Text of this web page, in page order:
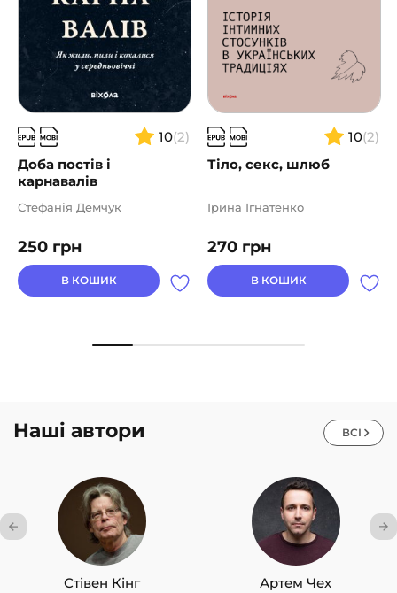
10(2)
Доба постів і
карнавалів
250 грн
Стефанія Демчук
В КОШИК
10(2)
Тіло, секс, шлюб
270 грн
Ірина Ігнатенко
В КОШИК
Наші автори ВСІ
Стівен Кінг Артем Чех